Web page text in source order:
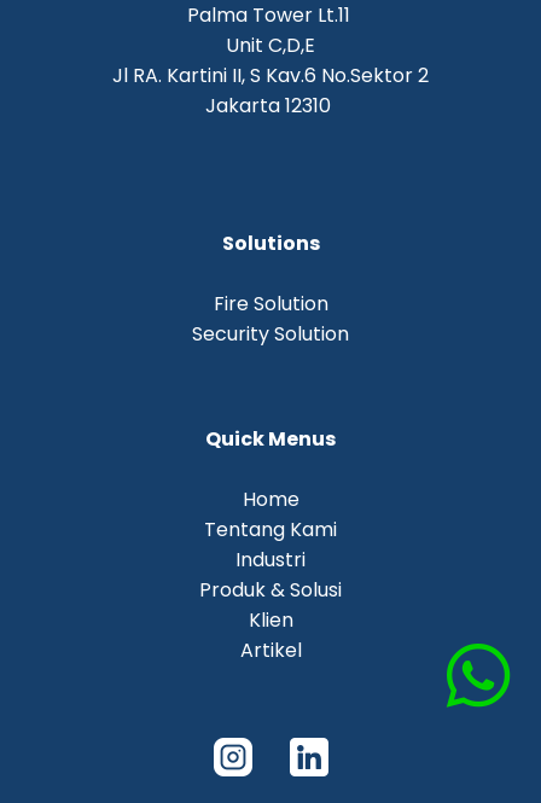
Palma Tower Lt.11
Unit C,D,E
Jl RA. Kartini II, S Kav.6 No.Sektor 2
Jakarta 12310
Solutions
Fire Solution
Security Solution
Quick Menus
Home
Tentang Kami
Industri
Produk & Solusi
Klien
Artikel